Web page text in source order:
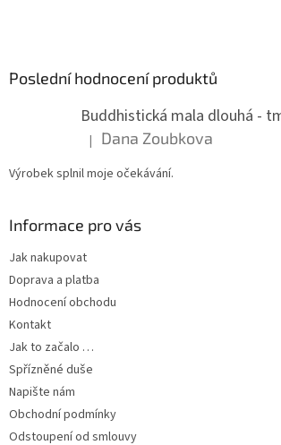
Poslední hodnocení produktů
Hodnocení produktu je 5 z 5 hvězdiček.
| Dana Zoubkova
Výrobek splnil moje očekávání.
Informace pro vás
Jak nakupovat
Doprava a platba
Hodnocení obchodu
Kontakt
Jak to začalo …
Spřízněné duše
Napište nám
Obchodní podmínky
Odstoupení od smlouvy